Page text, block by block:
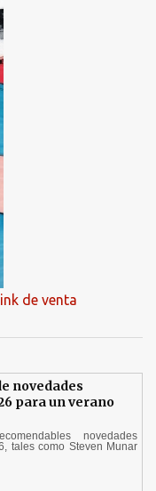
de venta
novedades
para un verano
novedades
tales como Steven Munar